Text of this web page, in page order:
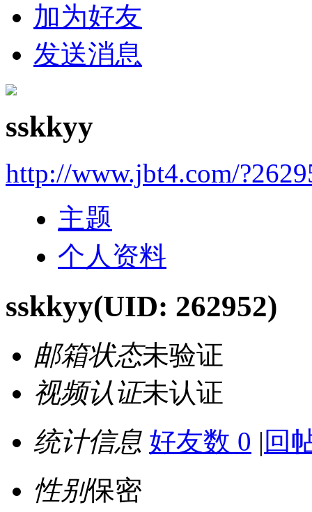
加为好友
发送消息
sskkyy
http://www.jbt4.com/
主题
个人资料
sskkyy(UID: 262952)
邮箱状态未验证
视频认证未认证
统计信息 好友数 0 | 回
性别保密